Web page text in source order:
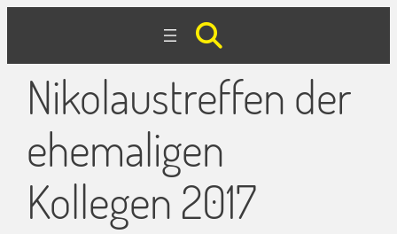
Nikolaustreffen der
ehemaligen
Kollegen 2017